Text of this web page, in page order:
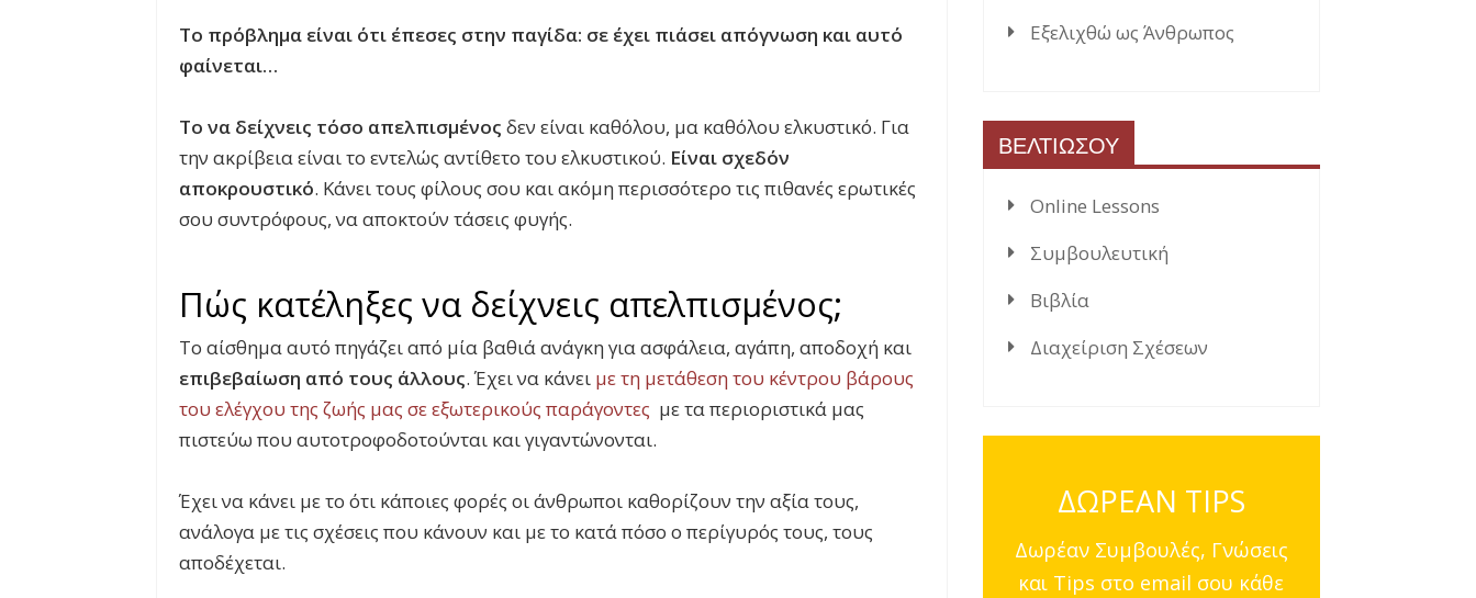
Το πρόβλημα είναι ότι έπεσες στην παγίδα: σε έχει πιάσει απόγνωση και αυτό
φαίνεται…
Το να δείχνεις τόσο απελπισμένος δεν είναι καθόλου, μα καθόλου ελκυστικό. Για
την ακρίβεια είναι το εντελώς αντίθετο του ελκυστικού. Είναι σχεδόν
αποκρουστικό. Κάνει τους φίλους σου και ακόμη περισσότερο τις πιθανές ερωτικές
σου συντρόφους, να αποκτούν τάσεις φυγής.
Πώς κατέληξες να δείχνεις απελπισμένος;
Το αίσθημα αυτό πηγάζει από μία βαθιά ανάγκη για ασφάλεια, αγάπη, αποδοχή και
επιβεβαίωση από τους άλλους. Έχει να κάνει με τη μετάθεση του κέντρου βάρους
του ελέγχου της ζωής μας σε εξωτερικούς παράγοντες με τα περιοριστικά μας
πιστεύω που αυτοτροφοδοτούνται και γιγαντώνονται.
Έχει να κάνει με το ότι κάποιες φορές οι άνθρωποι καθορίζουν την αξία τους,
ανάλογα με τις σχέσεις που κάνουν και με το κατά πόσο ο περίγυρός τους, τους
αποδέχεται.
Εξελιχθώ ως Άνθρωπος
ΒΕΛΤΙΩΣΟΥ
Online Lessons
Συμβουλευτική
Βιβλία
Διαχείριση Σχέσεων
ΔΩΡΕΑΝ TIPS
Δωρέαν Συμβουλές, Γνώσεις
και Tips στο email σου κάθε